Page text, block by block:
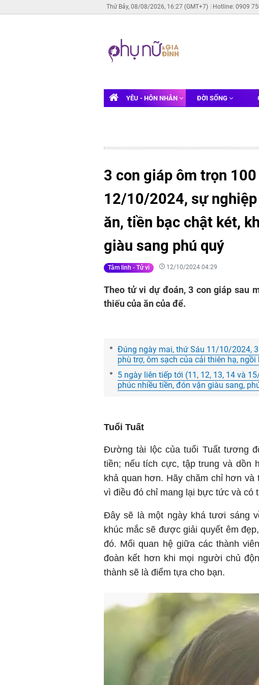
Thứ Bảy, 08/08/2026, 16:27 (GMT+7) Hotline: 0909
YÊU - HÔN NHÂN ĐỜI SỐNG
3 con giáp ôm trọn
12/10/2024, sự
ăn, tiền bạc chật két,
giàu sang phú quý
Tâm linh - Tử vi 12/10/2024 04:29
Theo tử vi dự đoán, 3 con giáp sau
thiếu của ăn của để.
Đúng ngày mai, thứ Sáu 11/10/2024,
phù trợ, ôm sạch của cải thiên hạ,
5 ngày liên tiếp tới (11, 12, 13, 14 và
phúc nhiều tiền, đón vận giàu sang,
Tuổi Tuất
Đường tài lộc của tuổi Tuất tương
tiền; nếu tích cực, tập trung và dồn
khả quan hơn. Hãy chăm chỉ hơn và
vì điều đó chỉ mang lại bực tức và có
Đây sẽ là một ngày khá tươi sáng
khúc mắc sẽ được giải quyết êm
đó. Mối quan hệ giữa các thành
đoàn kết hơn khi mọi người chủ
thành sẽ là điểm tựa cho bạn.